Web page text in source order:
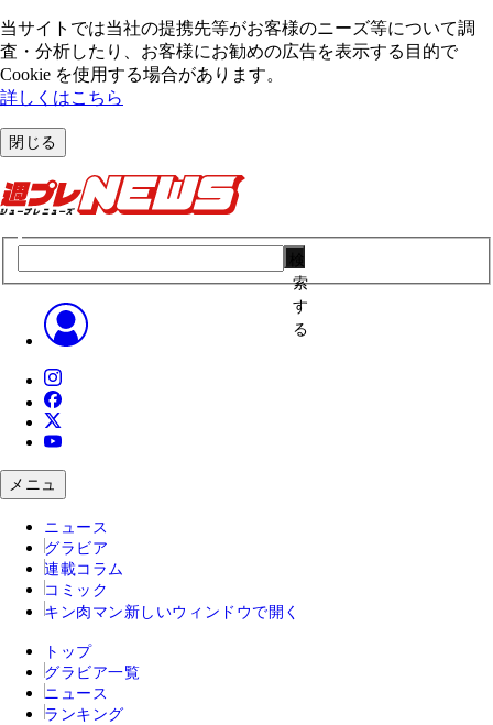
当サイトでは当社の提携先等がお客様のニーズ等について調
査・分析したり、お客様にお勧めの広告を表⽰する⽬的で
Cookie を使⽤する場合があります。
詳しくはこちら
閉じる
索
す
る
メニュ
ニュース
グラビア
連載コラム
コミック
キン肉マン 新しいウィンドウで開く
トップ
グラビア一覧
ニュース
ランキング